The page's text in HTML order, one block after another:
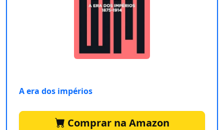
A era dos impérios
Comprar na Amazon